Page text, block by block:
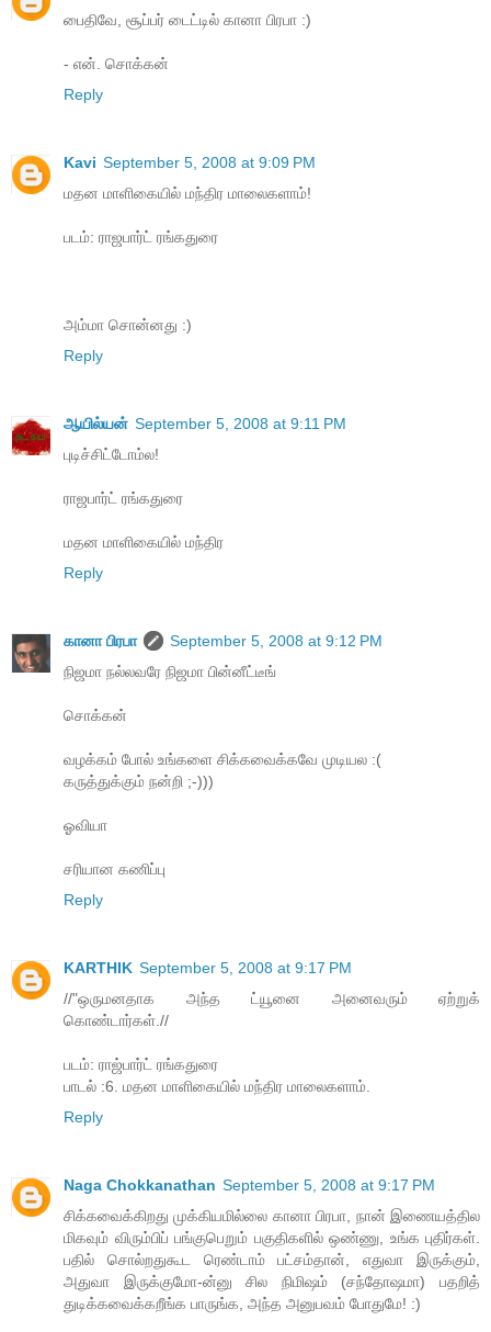
பைதிவே, சூப்பர் டைட்டில் கானா பிரபா :)
- என். சொக்கன்
Reply
Kavi September 5, 2008 at 9:09 PM
மதன மாளிகையில் மந்திர மாலைகளாம்!
படம்: ராஜபார்ட் ரங்கதுரை
அம்மா சொன்னது :)
Reply
ஆயில்யன் September 5, 2008 at 9:11 PM
புடிச்சிட்டோம்ல!
ராஜபார்ட் ரங்கதுரை
மதன மாளிகையில் மந்திர
Reply
கானா பிரபா
September 5, 2008 at 9:12 PM
நிஜமா நல்லவரே நிஜமா பின்னீட்டீங்
சொக்கன்
வழக்கம் போல் உங்களை சிக்கவைக்கவே முடியல :(
கருத்துக்கும் நன்றி ;-)))
ஓவியா
சரியான கணிப்பு
Reply
KARTHIK September 5, 2008 at 9:17 PM
//"ஒருமனதாக அந்த ட்யூனை அனைவரும் ஏற்றுக்
கொண்டார்கள்.//
படம்: ராஜ்பார்ட் ரங்கதுரை
பாடல் :6. மதன மாளிகையில் மந்திர மாலைகளாம்.
Reply
Naga Chokkanathan September 5, 2008 at 9:17 PM
சிக்கவைக்கிறது முக்கியமில்லை கானா பிரபா, நான் இணையத்தில
மிகவும் விரும்பிப் பங்குபெறும் பகுதிகளில் ஒண்ணு, உங்க புதிர்கள்.
பதில் சொல்றதுகூட ரெண்டாம் பட்சம்தான், எதுவா இருக்கும்,
அதுவா இருக்குமோ-ன்னு சில நிமிஷம் (சந்தோஷமா) பதறித்
துடிக்கவைக்கறீங்க பாருங்க, அந்த அனுபவம் போதுமே! :)